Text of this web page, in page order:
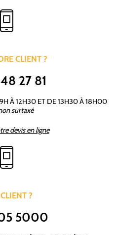
CLIENT ?
27 81
À 12H30 ET DE 13H30 À 18H00
surtaxé
devis en ligne
?
5000